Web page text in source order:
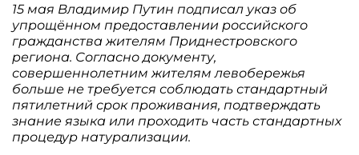
15 мая Владимир Путин подписал указ об
упрощённом предоставлении российского
гражданства жителям Приднестровского
региона. Согласно документу,
совершеннолетним жителям левобережья
больше не требуется соблюдать стандартный
пятилетний срок проживания, подтверждать
знание языка или проходить часть стандартных
процедур натурализации.